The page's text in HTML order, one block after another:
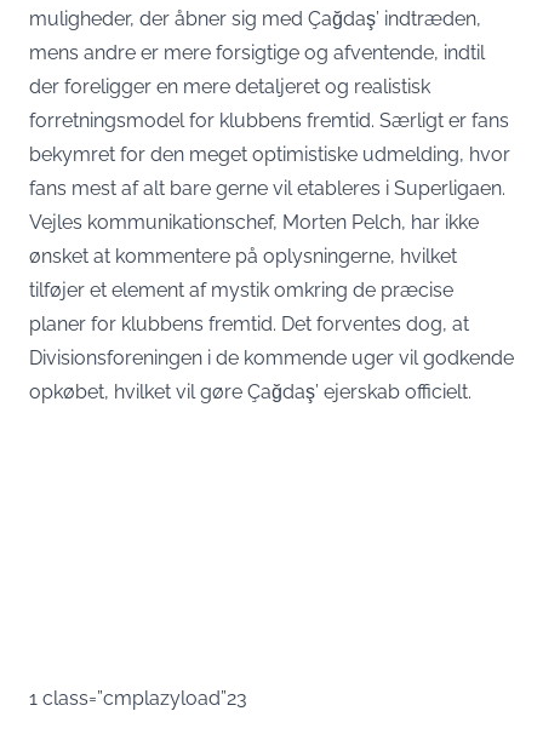
muligheder, der åbner sig med Çağdaş’ indtræden,
mens andre er mere forsigtige og afventende, indtil
der foreligger en mere detaljeret og realistisk
forretningsmodel for klubbens fremtid. Særligt er fans
bekymret for den meget optimistiske udmelding, hvor
fans mest af alt bare gerne vil etableres i Superligaen.
Vejles kommunikationschef, Morten Pelch, har ikke
ønsket at kommentere på oplysningerne, hvilket
tilføjer et element af mystik omkring de præcise
planer for klubbens fremtid. Det forventes dog, at
Divisionsforeningen i de kommende uger vil godkende
opkøbet, hvilket vil gøre Çağdaş’ ejerskab officielt.
1 class=”cmplazyload”23